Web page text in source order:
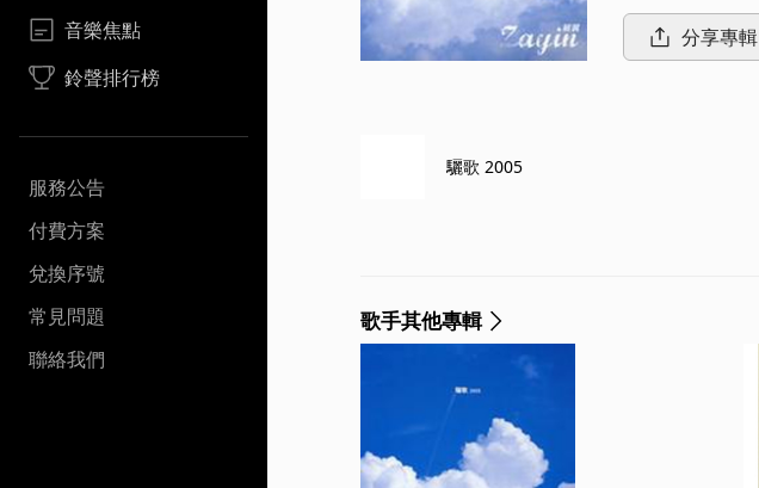
音樂焦點
鈴聲排行榜
服務公告
付費方案
兌換序號
常見問題
聯絡我們
分享專輯
驪歌 2005
歌手其他專輯